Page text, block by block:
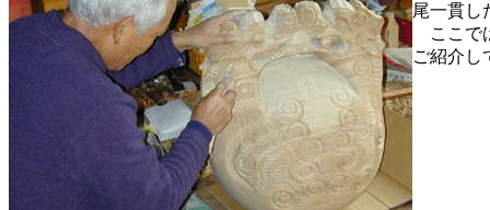
尾一貫し
ここで
ご紹介し